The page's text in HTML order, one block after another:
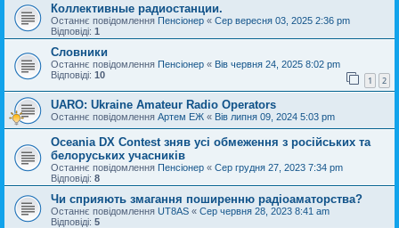
Коллективные радиостанции.
Останнє повідомлення Пенсіонер « Сер вересня 03, 2025 2:36 pm
Відповіді: 1
Словники
Останнє повідомлення Пенсіонер « Вів червня 24, 2025 8:02 pm
Відповіді: 10 1 2
UARO: Ukraine Аmateur Radio Operators
Останнє повідомлення Артем ЕЖ « Вів липня 09, 2024 5:03 pm
Oceania DX Contest зняв усі обмеження з російських та
белоруських учасників
Останнє повідомлення Пенсіонер « Сер грудня 27, 2023 7:34 pm
Відповіді: 8
Чи сприяють змагання поширенню радіоаматорства?
Останнє повідомлення UT8AS « Сер червня 28, 2023 8:41 am
Відповіді: 5